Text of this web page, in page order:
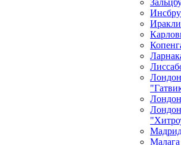
Лондон
Лондон
Малага